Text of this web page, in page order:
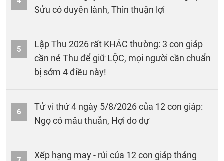
Sửu có duyên lành, Thìn thuận lợi
5
Lập Thu 2026 rất KHÁC thường: 3 con giáp
cần né Thu để giữ LỘC, mọi người cần chuẩn
bị sớm 4 điều này!
6
Tử vi thứ 4 ngày 5/8/2026 của 12 con giáp:
Ngọ có mâu thuẫn, Hợi do dự
Xếp hạng may - rủi của 12 con giáp tháng